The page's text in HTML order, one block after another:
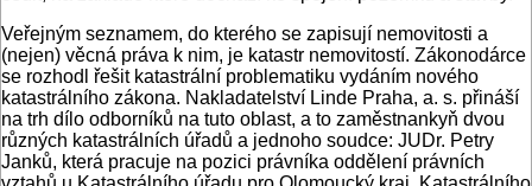
Veřejným seznamem, do kterého se za­pisují nemovitosti a
(nejen) věcná práva k nim, je katastr nemovitostí. Zákonodár­ce
se rozhodl řešit katastrální problema­tiku vydáním nového
katastrálního zá­kona. Nakladatelství Linde Praha, a. s. přináší
na trh dílo odborníků na tuto ob­last, a to zaměstnankyň dvou
různých katastrálních úřadů a jednoho soudce: JUDr. Petry
Janků, která pracuje na po­zici právníka oddělení právních